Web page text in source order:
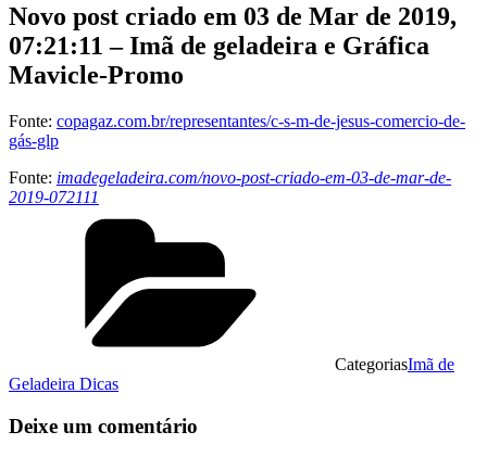
Novo post criado em 03 de Mar de 2019,
07:21:11 – Imã de geladeira e Gráfica
Mavicle-Promo
Fonte: copagaz.com.br/representantes/c-s-m-de-jesus-comercio-de-
gás-glp
Fonte: imadegeladeira.com/novo-post-criado-em-03-de-mar-de-
2019-072111
CategoriasImã de
Geladeira Dicas
Deixe um comentário